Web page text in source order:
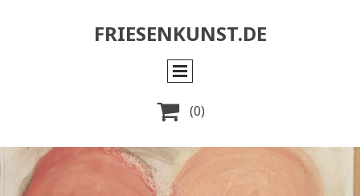
FRIESENKUNST.DE
 (0)